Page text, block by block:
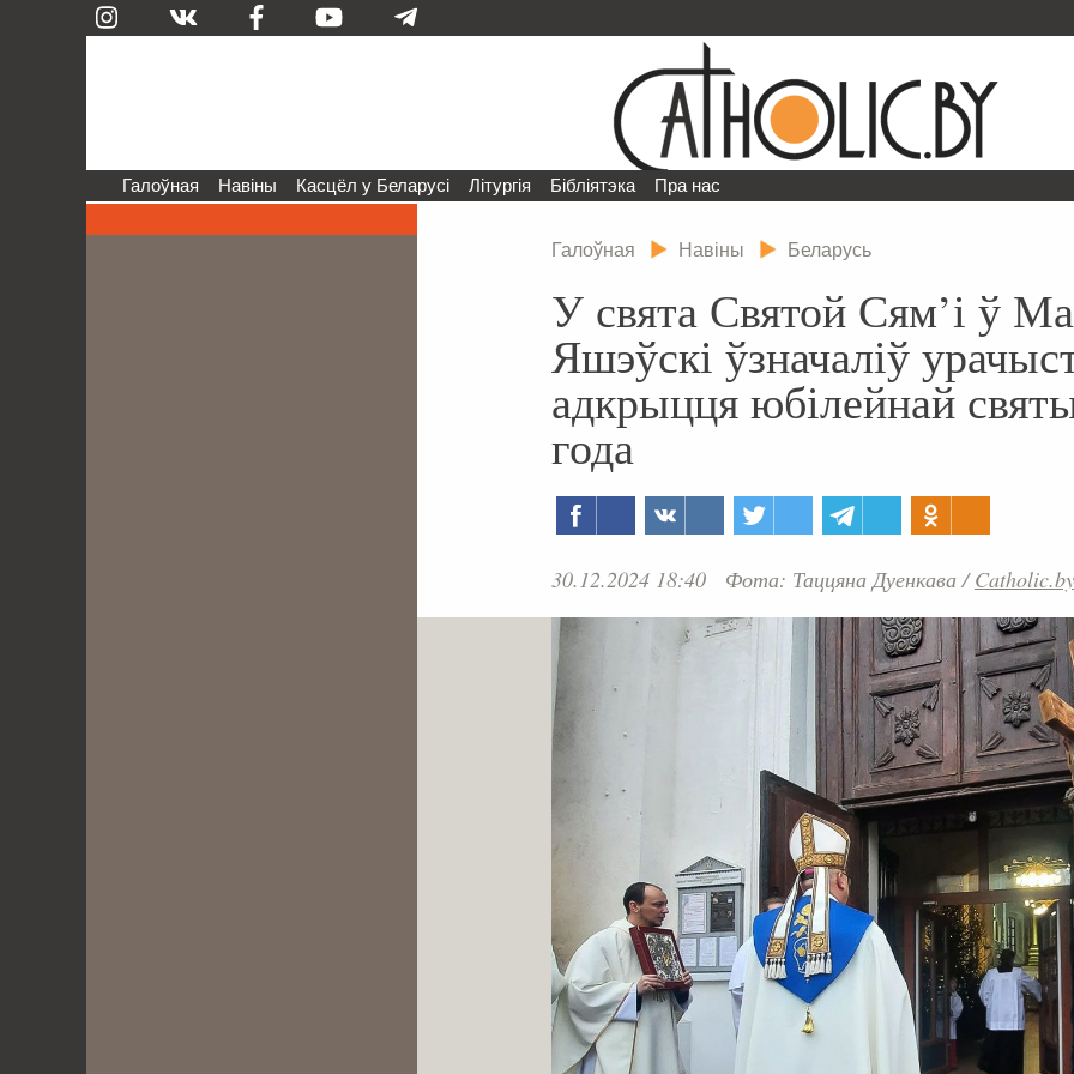
Галоўная Навіны Касцёл у Беларусі Літургія Бібліятэка Пра нас
Галоўная Навіны Беларусь
У свята Святой Сям’і ў
Яшэўскі ўзначаліў
адкрыцця юбілейнай
года
30.12.2024 18:40 Фота: Таццяна Дуенкава/Catholic.by